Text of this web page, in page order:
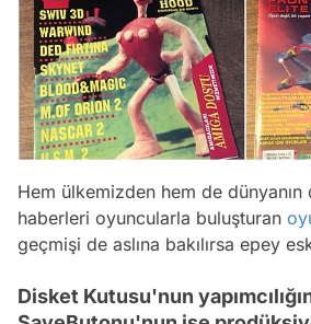
Hem ülkemizden hem de dünyanın
haberleri oyuncularla buluşturan
geçmişi de aslına bakılırsa epey
Disket Kutusu'nun